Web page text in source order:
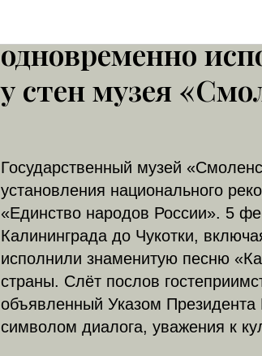
Представители
одновременно
у стен музея
Государственный музей
установления национального
«Единство народов России». 5
Калининграда до Чукотки,
исполнили знаменитую песню
страны. Слёт послов
объявленный Указом
символом диалога, уважения к